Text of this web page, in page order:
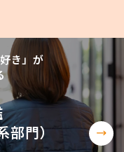
き」が
部門）